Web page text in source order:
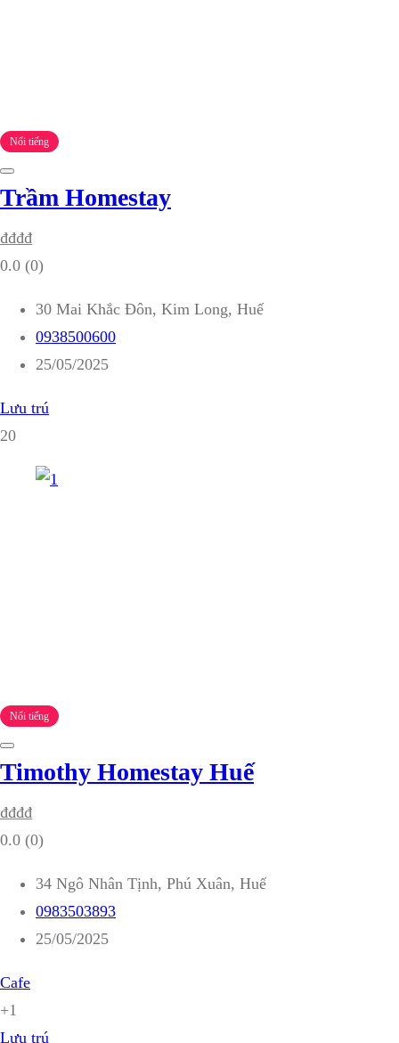
Nổi tiếng
Trầm Homestay
₫₫₫₫
0.0 (0)
30 Mai Khắc Đôn, Kim Long, Huế
0938500600
25/05/2025
Lưu trú
20
Nổi tiếng
Timothy Homestay Huế
₫₫₫₫
0.0 (0)
34 Ngô Nhân Tịnh, Phú Xuân, Huế
0983503893
25/05/2025
Cafe
+1
Lưu trú